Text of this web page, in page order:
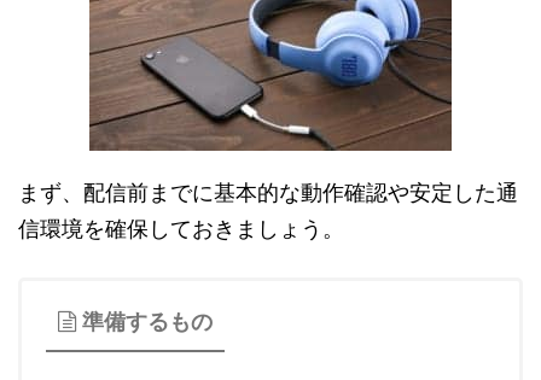
まず、配信前までに基本的な動作確認や安定した通
信環境を確保しておきましょう。
準備するもの